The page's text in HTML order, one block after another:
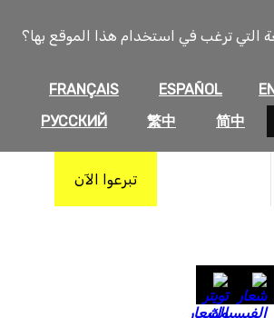
التي ترغب في استخدام هذا الموقع بها؟
ESPAÑOL
FRANÇAIS
简中
繁中
РУССКИЙ
تبرعوا الآن